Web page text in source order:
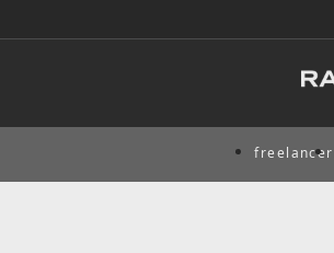
freelancer